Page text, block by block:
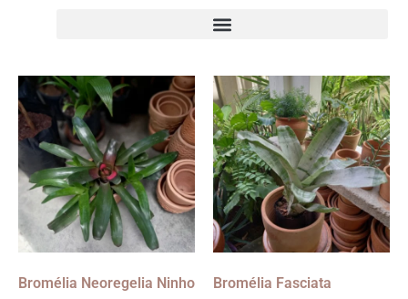
Bromélia Neoregelia Ninho Bromélia Fasciata